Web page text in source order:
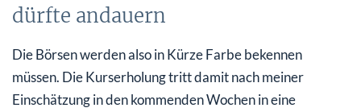
dürfte andauern
Die Börsen werden also in Kürze Farbe bekennen
müssen. Die Kurserholung tritt damit nach meiner
Einschätzung in den kommenden Wochen in eine